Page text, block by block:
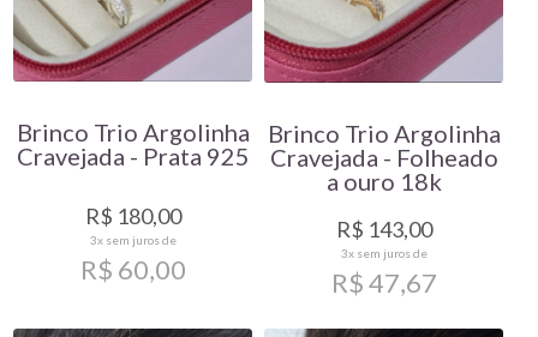
Brinco Trio Argolinha
Cravejada - Prata 925
R$ 180,00
3xsem juros de
R$ 60,00
Brinco Trio Argolinha
Cravejada - Folheado
a ouro 18k
R$ 143,00
3xsem juros de
R$ 47,67